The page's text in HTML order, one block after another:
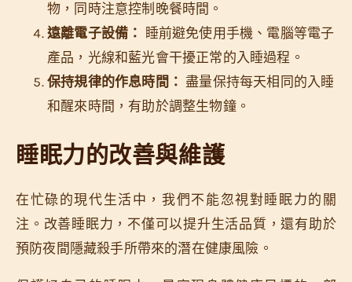
物，同時注意控制晚餐時間。
遠離電子設備：
睡前避免使用手機、電腦等電子
產品，光線和藍光會干擾正常的入睡過程。
保持規律的作息時間： 盡量保持每天相同的入睡
和醒來時間，有助於調整生物鐘。
睡眠力的改善與維護
在忙碌的現代生活中，我們不能忽視對睡眠力的關
注。改善睡眠力，不僅可以提升生活品質，還有助於
預防夜間隱藏殺手所帶來的潛在健康風險。